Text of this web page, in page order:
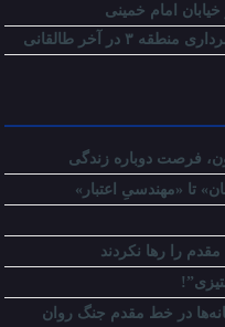
امام خمینی
۳ در آخر طالقانی
فرصت دوباره زندگی
تا «مهندسیِ اعتبار»
در خط مقدم جنگ روان